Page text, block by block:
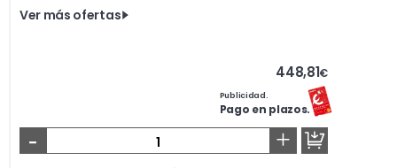
Ver más ofertas
448,81€
Publicidad.
Pago en plazos.
- +